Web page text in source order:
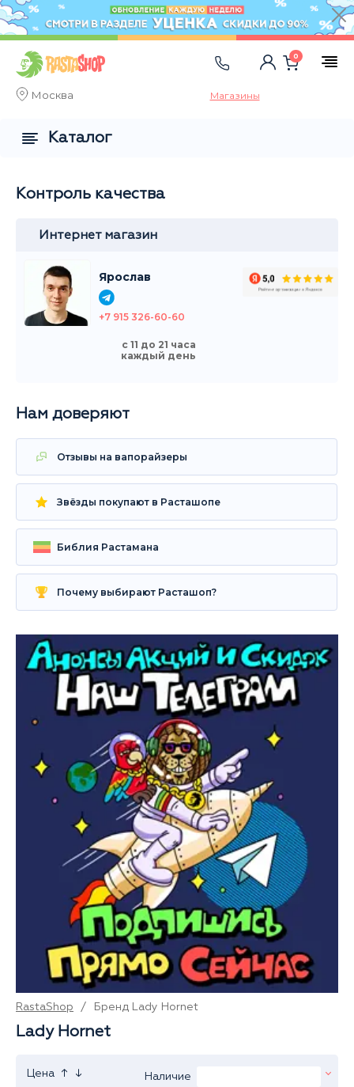
Москва Магазины
0
Контроль качества
Интернет магазин
Ярослав
+7 915 326-60-60
с 11 до 21 часа
каждый день
Нам доверяют
Отзывы на вапорайзеры
Звёзды покупают в Расташопе
Библия Растамана
Почему выбирают Расташоп?
Каталог
RastaShop / Бренд Lady Hornet
Lady Hornet
Цена ↑ ↓ Наличие